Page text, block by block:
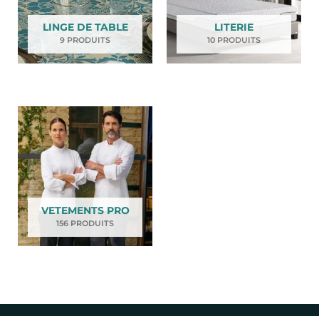
LINGE DE TABLE
9 PRODUITS
LITERIE
10 PRODUITS
VETEMENTS PRO
156 PRODUITS